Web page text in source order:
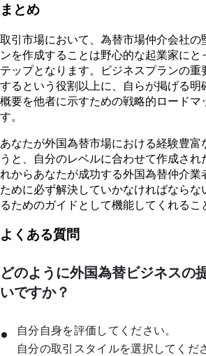
まとめ
取引市場において、為替市場仲介会社の
ンを作成することは野心的な起業家にと
テップとなります。ビジネスプランの重
するという役割以上に、自らが掲げる明
概要を他者に示すための戦略的ロードマ
す。
あなたが外国為替市場における経験豊富
うと、自分のレベルに合わせて作成され
れからあなたが成功する外国為替仲介業
ために必ず解決していかなければならな
るためのガイドとして機能してくれるこ
よくある質問
どのように外国為替ビジネスの
いですか？
自分自身を評価してください。
自分の取引スタイルを選択してくだ